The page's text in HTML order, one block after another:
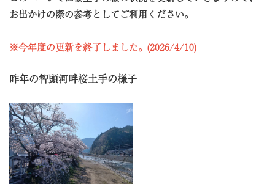
お出かけの際の参考としてご利用ください。
※今年度の更新を終了しました。(2026/4/10)
昨年の智頭河畔桜土手の様子